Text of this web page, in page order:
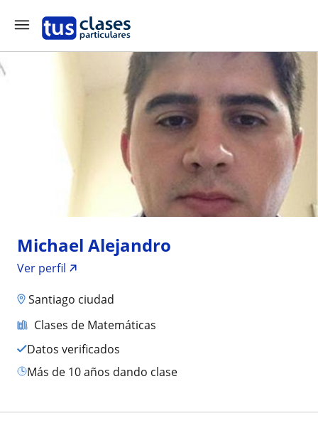
Michael Alejandro
Ver perfil
Santiago ciudad
Clases de Matemáticas
Datos verificados
más de 10 años dando clase